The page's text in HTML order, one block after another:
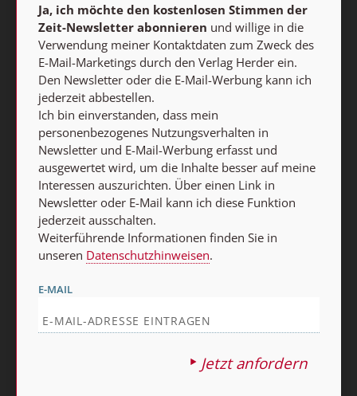
Nach oben
Ja, ich möchte den kostenlosen Stimmen der
Zeit-Newsletter abonnieren und willige in die
Verwendung meiner Kontaktdaten zum Zweck des
E-Mail-Marketings durch den Verlag Herder ein.
Den Newsletter oder die E-Mail-Werbung kann ich
jederzeit abbestellen.
Ich bin einverstanden, dass mein
personenbezogenes Nutzungsverhalten in
Newsletter und E-Mail-Werbung erfasst und
ausgewertet wird, um die Inhalte besser auf meine
Interessen auszurichten. Über einen Link in
Newsletter oder E-Mail kann ich diese Funktion
jederzeit ausschalten.
Weiterführende Informationen finden Sie in
unseren Datenschutzhinweisen.
E-MAIL
Jetzt anfordern